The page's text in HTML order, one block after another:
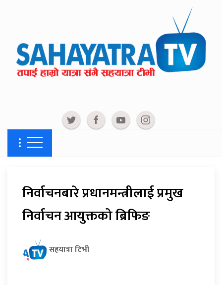
निर्वाचनबारे प्रधानमन्त्रीलाई प्रमुख
निर्वाचन आयुक्तको ब्रिफिङ
सहयात्रा टिभी